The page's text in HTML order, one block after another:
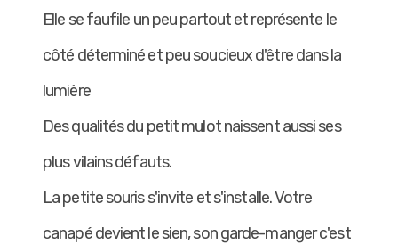
Elle se faufile un peu partout et représente le
côté déterminé et peu soucieux d'être dans la
lumière
Des qualités du petit mulot naissent aussi ses
plus vilains défauts.
La petite souris s'invite et s'installe. Votre
canapé devient le sien, son garde-manger c'est